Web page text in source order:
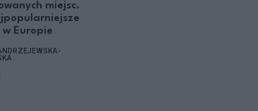
miejsc.
Europie